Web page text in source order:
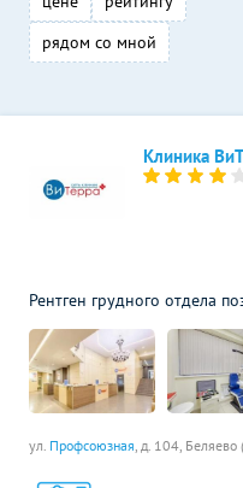
рядом со мной
Клиника
ул. Профсоюзная, д. 104, Беляево
Рентген грудного отдела